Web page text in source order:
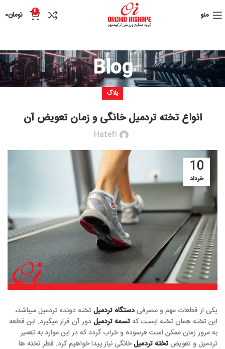
منو 0 تومان۰
Blog
بلاگ
انواع تخته تردمیل خانگی و زمان تعویض آن
Hatefi
10
خرداد
یکی از قطعات مهم و مصرفیدستگاه تردمیل تخته دونده تردمیل میباشد،
این تخته همان تخته ایست کهتسمه تردمیلدور آن قرار میگیرد. این قطعه
به مرور زمان ممکن است فرسوده و خراب گردد که در این موارد به تعمیر
تردمیل و تعویضتخته تردمیلخانگی نیاز پیدا خواهیم کرد. قطر تخته ها